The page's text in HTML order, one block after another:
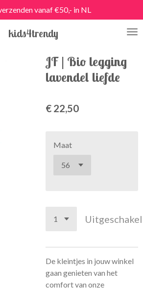
kids4trendy
vanaf €50,- in NL
JF | Bio legging
lavendel liefde
€ 22,50
Maat
De kleintjes in jouw winkel
gaan genieten van het
comfort van onze